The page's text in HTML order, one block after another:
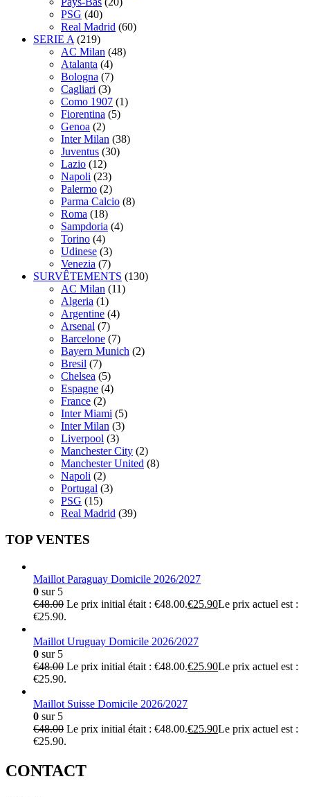
PSG (40)
Real Madrid (60)
SERIE A (219)
AC Milan (48)
Atalanta (4)
Bologna (7)
Cagliari (3)
Como 1907 (1)
Fiorentina (5)
Genoa (2)
Inter Milan (38)
Juventus (30)
Lazio (12)
Napoli (23)
Palermo (2)
Parma Calcio (8)
Roma (18)
Sampdoria (4)
Torino (4)
Udinese (3)
Venezia (7)
SURVÊTEMENTS (130)
AC Milan (11)
Algeria (1)
Argentine (4)
Arsenal (7)
Barcelone (7)
Bayern Munich (2)
Bresil (7)
Chelsea (5)
Espagne (4)
France (2)
Inter Miami (5)
Inter Milan (3)
Liverpool (3)
Manchester City (2)
Manchester United (8)
Napoli (2)
Portugal (3)
PSG (15)
Real Madrid (39)
TOP VENTES
Maillot Paraguay Domicile 2026/2027
0 sur 5
€48.00 Le prix initial était : €48.00.€25.90Le prix actuel est :
€25.90.
Maillot Uruguay Domicile 2026/2027
0 sur 5
€48.00 Le prix initial était : €48.00.€25.90Le prix actuel est :
€25.90.
Maillot Suisse Domicile 2026/2027
0 sur 5
€48.00 Le prix initial était : €48.00.€25.90Le prix actuel est :
€25.90.
CONTACT